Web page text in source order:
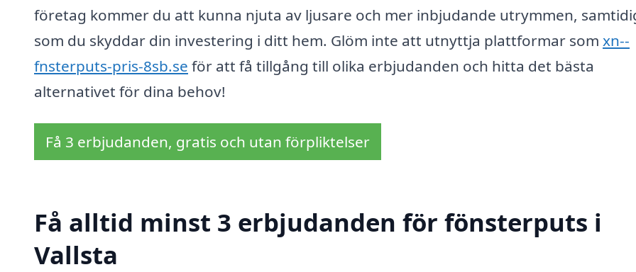
företag kommer du att kunna njuta av ljusare och mer inbjudande utrymmen,
som du skyddar din investering i ditt hem. Glöm inte att utnyttja plattformar som xn--
fnsterputs-pris-8sb.se för att få tillgång till olika erbjudanden och hitta det bästa
alternativet för dina behov!
Få 3 erbjudanden, gratis och utan förpliktelser
Få alltid minst 3 erbjudanden för fönsterputs i
Vallsta